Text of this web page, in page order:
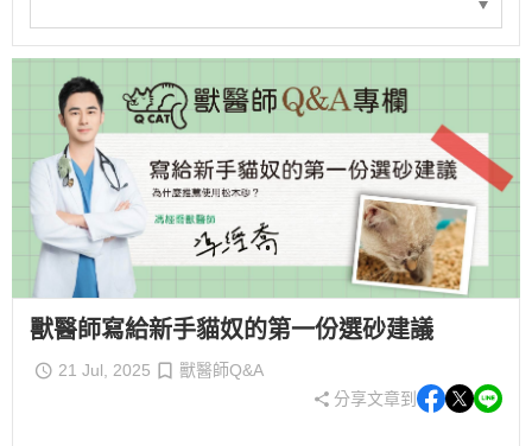
獸醫師寫給新手貓奴的第一份選砂建議
21 Jul, 2025
獸醫師Q&A
分享文章到